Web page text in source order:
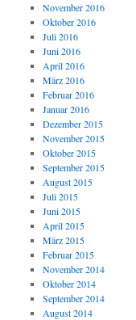
November 2016
Oktober 2016
Juli 2016
Juni 2016
April 2016
März 2016
Februar 2016
Januar 2016
Dezember 2015
November 2015
Oktober 2015
September 2015
August 2015
Juli 2015
Juni 2015
April 2015
März 2015
Februar 2015
November 2014
Oktober 2014
September 2014
August 2014